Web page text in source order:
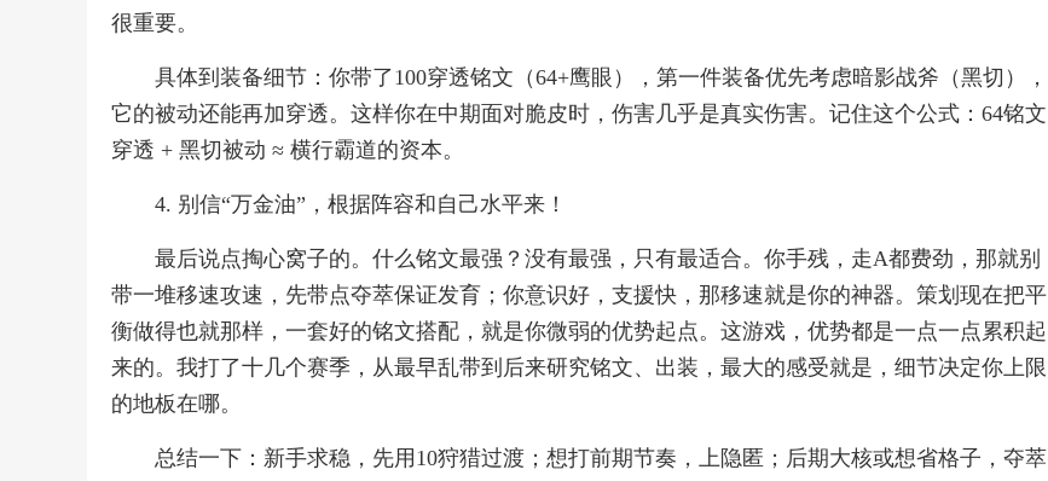
很重要。
具体到装备细节：你带了100穿透铭文（64+鹰眼），第一件装备优先考虑暗影战斧（黑切），
它的被动还能再加穿透。这样你在中期面对脆皮时，伤害几乎是真实伤害。记住这个公式：64铭文
穿透 + 黑切被动 ≈ 横行霸道的资本。
4. 别信“万金油”，根据阵容和自己水平来！
最后说点掏心窝子的。什么铭文最强？没有最强，只有最适合。你手残，走A都费劲，那就别
带一堆移速攻速，先带点夺萃保证发育；你意识好，支援快，那移速就是你的神器。策划现在把平
衡做得也就那样，一套好的铭文搭配，就是你微弱的优势起点。这游戏，优势都是一点一点累积起
来的。我打了十几个赛季，从最早乱带到后来研究铭文、出装，最大的感受就是，细节决定你上限
的地板在哪。
总结一下：新手求稳，先用10狩猎过渡；想打前期节奏，上隐匿；后期大核或想省格子，夺萃